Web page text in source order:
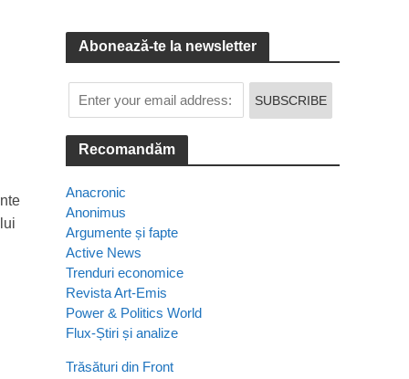
Abonează-te la newsletter
Recomandăm
Anacronic
Anonimus
Argumente și fapte
Active News
Trenduri economice
Revista Art-Emis
Power & Politics World
Flux-Știri și analize
Trăsături din Front